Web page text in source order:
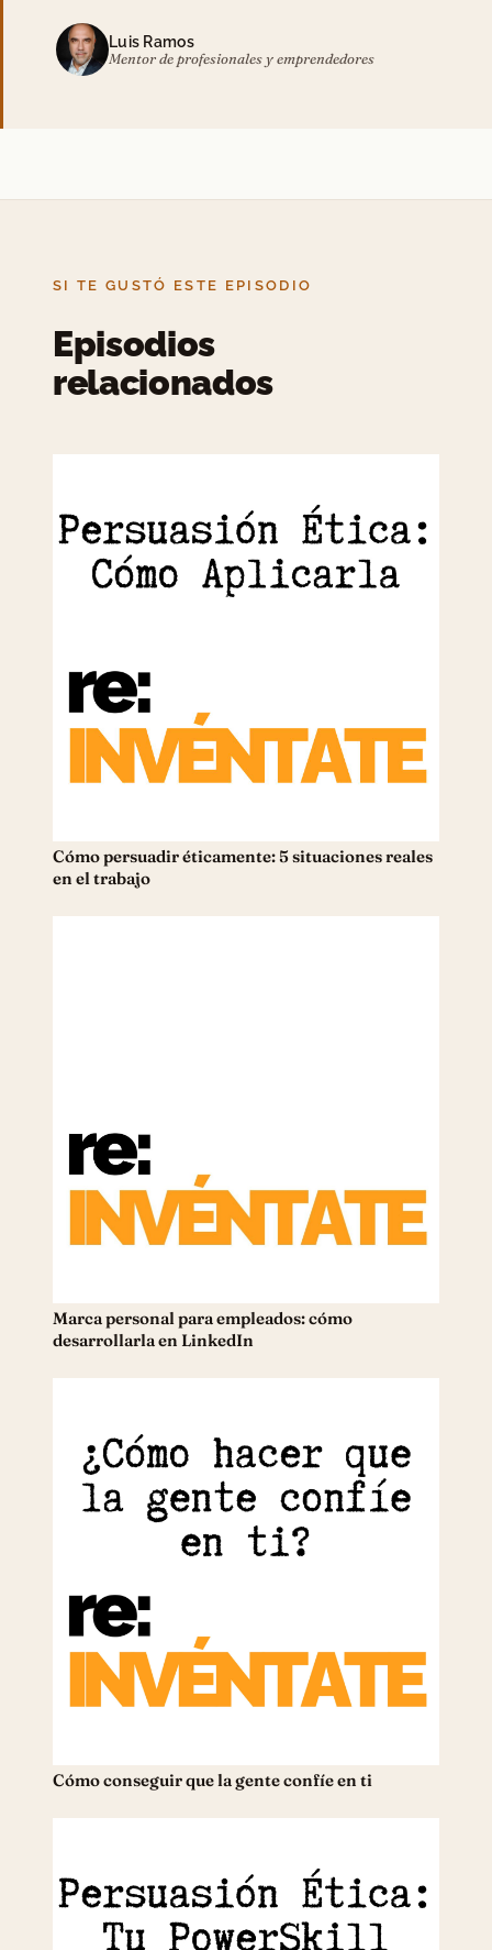
Luis Ramos
Mentor de profesionales y emprendedores
SI TE GUSTÓ ESTE EPISODIO
Episodios
relacionados
Cómo persuadir éticamente: 5 situaciones reales
en el trabajo
Marca personal para empleados: cómo
desarrollarla en LinkedIn
Cómo conseguir que la gente confíe en ti